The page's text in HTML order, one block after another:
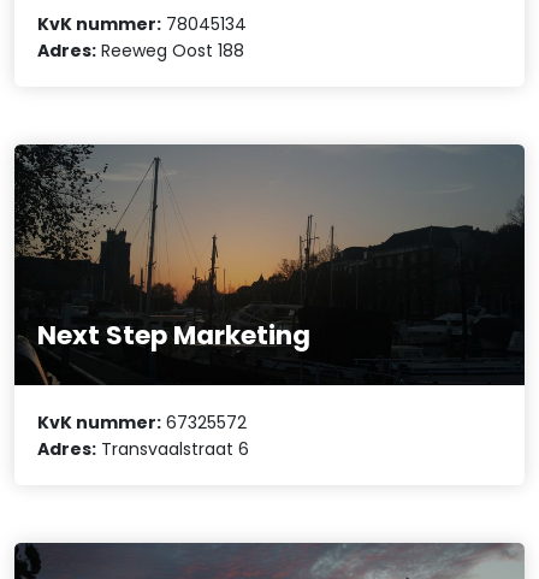
KvK nummer: 78045134
Adres: Reeweg Oost 188
Next Step Marketing
KvK nummer: 67325572
Adres: Transvaalstraat 6